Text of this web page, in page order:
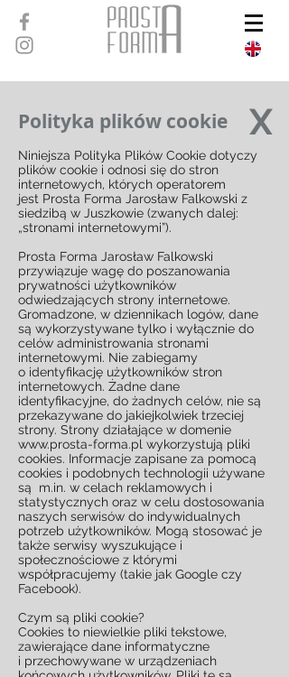
Polityka plików cookie X
Niniejsza Polityka Plików Cookie dotyczy
plików cookie i odnosi się do stron
internetowych, których operatorem
jest Prosta Forma Jarosław Falkowski z
siedzibą w Juszkowie (zwanych dalej:
„stronami internetowymi”).
Prosta Forma Jarosław Falkowski
przywiązuje wagę do poszanowania
prywatności użytkowników
odwiedzających strony internetowe.
Gromadzone, w dziennikach logów, dane
są wykorzystywane tylko i wyłącznie do
celów administrowania stronami
internetowymi. Nie zabiegamy
o identyfikację użytkowników stron
internetowych. Żadne dane
identyfikacyjne, do żadnych celów, nie są
przekazywane do jakiejkolwiek trzeciej
strony. Strony działające w domenie
www.prosta-forma.pl wykorzystują pliki
cookies. Informacje zapisane za pomocą
cookies i podobnych technologii używane
są m.in. w celach reklamowych i
statystycznych oraz w celu dostosowania
naszych serwisów do indywidualnych
potrzeb użytkowników. Mogą stosować je
także serwisy wyszukujące i
społecznościowe z którymi
współpracujemy (takie jak Google czy
Facebook).
Czym są pliki cookie?
Cookies to niewielkie pliki tekstowe,
zawierające dane informatyczne
i przechowywane w urządzeniach